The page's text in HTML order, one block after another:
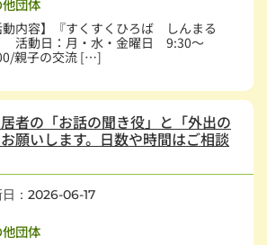
団体
動内容】『すくすくひろば しんまる
活動日：月・水・金曜日 9:30～
親子の交流 […]
者の「お話の聞き役」と「外出の
願いします。日数や時間はご相談
日：2026-06-17
団体